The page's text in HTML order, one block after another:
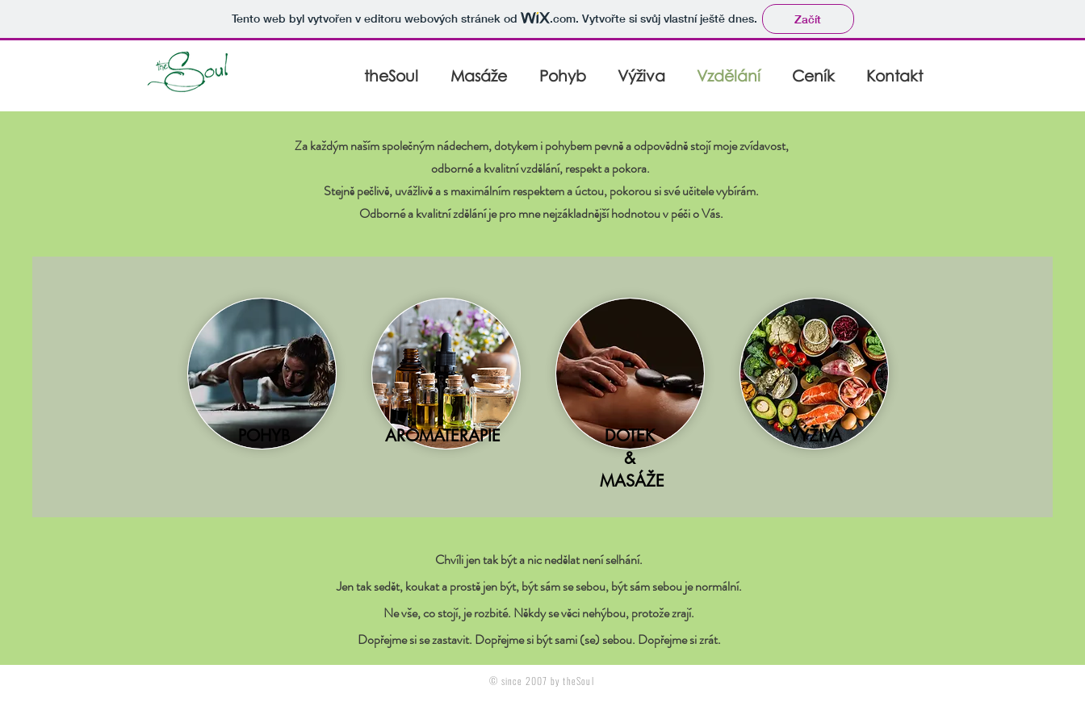
Tento web byl vytvořen v editoru webových stránek od .com. Vytvořte si svůj vlastní ještě dnes. Začít
theSoul Masáže Pohyb Výživa Vzdělání Ceník Kontakt
Za každým naším společným nádechem, dotykem i pohybem pevně a odpovědně stojí moje zvídavost,
odborné a kvalitní vzdělání, respekt a pokora.
Stejně pečlivě, uvážlivě a s maximálním respektem a úctou, pokorou si své učitele vybírám.
Odborné a kvalitní zdělání je pro mne nejzákladnější hodnotou v péči o Vás.
POHYB AROMATERAPIE
DOTEK
&
MASÁŽE
VÝŽIVA
Chvíli jen tak být a nic nedělat není selhání.
Jen tak sedět, koukat a prostě jen být, být sám se sebou, být sám sebou je normální.
Ne vše, co stojí, je rozbité. Někdy se věci nehýbou, protože zrají.
Dopřejme si se zastavit. Dopřejme si být sami (se) sebou. Dopřejme si zrát.
© since 2007 by theSoul